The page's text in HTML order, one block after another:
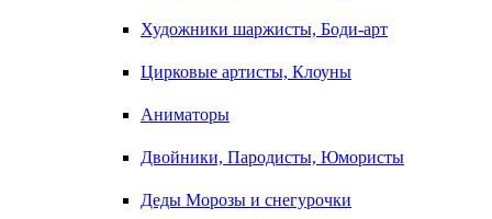
Художники шаржисты, Боди-арт
Цирковые артисты, Клоуны
Аниматоры
Двойники, Пародисты, Юмористы
Деды Морозы и снегурочки